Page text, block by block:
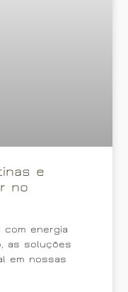
e
no
com energia
as soluções
em nossas